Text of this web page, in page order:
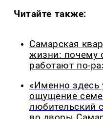
Читайте также:
Самарская
жизни: почему
работают по-
«Именно здесь
ощущение
любительский